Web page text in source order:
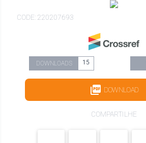
CODE: 220207693
DOWNLOADS 15
DOWNLOAD
COMPARTILHE